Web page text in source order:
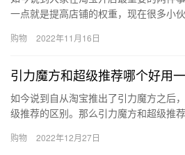
一点就是提高店铺的权重，现在很多小
原因？…
购物 2022年11月16日
引力魔方和超级推荐哪个好用
如今说到自从淘宝推出了引力魔方之后
级推荐的区别。那么引力魔方和超级推
处，…
购物 2022年12月27日